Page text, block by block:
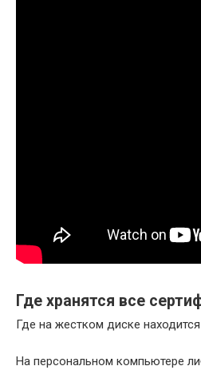
Где хранятся все
Где на жестком диске
На персональном компьютере